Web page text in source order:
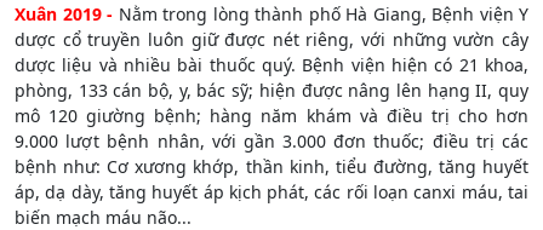
Xuân 2019 - Nằm trong lòng thành phố Hà Giang, Bệnh viện Y
dược cổ truyền luôn giữ được nét riêng, với những vườn cây
dược liệu và nhiều bài thuốc quý. Bệnh viện hiện có 21 khoa,
phòng, 133 cán bộ, y, bác sỹ; hiện được nâng lên hạng II, quy
mô 120 giường bệnh; hàng năm khám và điều trị cho hơn
9.000 lượt bệnh nhân, với gần 3.000 đơn thuốc; điều trị các
bệnh như: Cơ xương khớp, thần kinh, tiểu đường, tăng huyết
áp, dạ dày, tăng huyết áp kịch phát, các rối loạn canxi máu, tai
biến mạch máu não...